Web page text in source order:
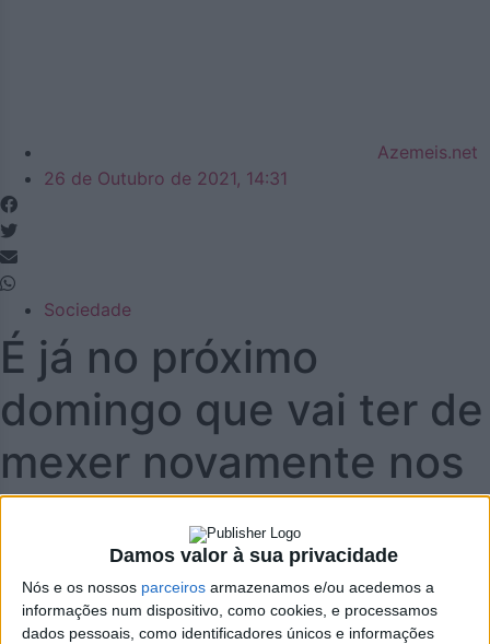
Damos valor à sua privacidade
Nós e os nossos parceiros armazenamos e/ou acedemos a
informações num dispositivo, como cookies, e processamos
dados pessoais, como identificadores únicos e informações
Azemeis.net
26 de Outubro de 2021, 14:31
Sociedade
É já no próximo
domingo que vai ter de
mexer novamente nos
ponteiros do relógio